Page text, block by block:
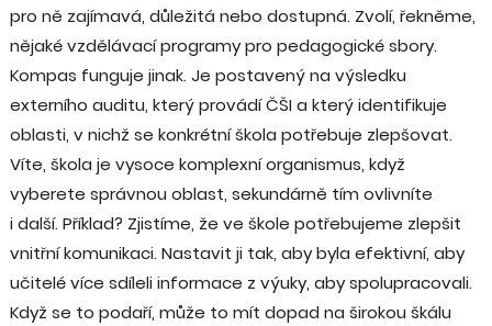
pro ně zajímavá, důležitá nebo dostupná. Zvolí, řekněme,
nějaké vzdělávací programy pro pedagogické sbory.
Kompas funguje jinak. Je postavený na výsledku
externího auditu, který provádí ČŠI a který identifikuje
oblasti, v nichž se konkrétní škola potřebuje zlepšovat.
Víte, škola je vysoce komplexní organismus, když
vyberete správnou oblast, sekundárně tím ovlivníte
i další. Příklad? Zjistíme, že ve škole potřebujeme zlepšit
vnitřní komunikaci. Nastavit ji tak, aby byla efektivní, aby
učitelé více sdíleli informace z výuky, aby spolupracovali.
Když se to podaří, může to mít dopad na širokou škálu